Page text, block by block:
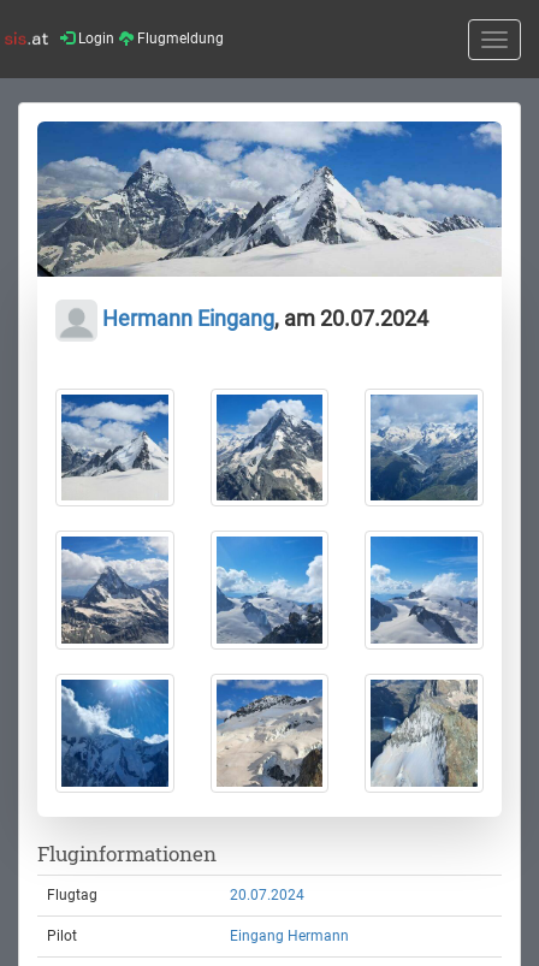
Login Flugmeldung
Toggle
Hermann Eingang, am 20.07.2024
Fluginformationen
Flugtag 20.07.2024
Pilot Eingang Hermann